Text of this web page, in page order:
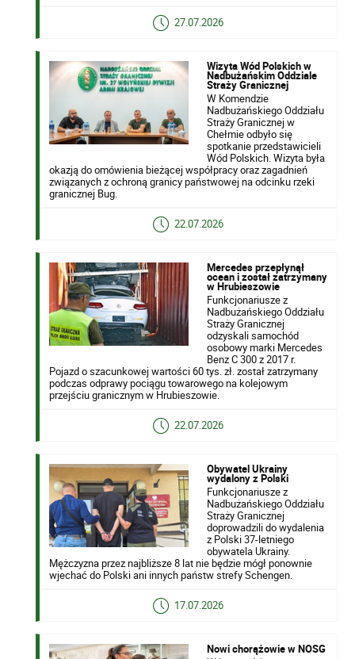
27.07.2026
Wizyta Wód Polskich w
Nadbużańskim Oddziale
Straży Granicznej
W Komendzie
Nadbużańskiego Oddziału
Straży Granicznej w
Chełmie odbyło się
spotkanie przedstawicieli
Wód Polskich. Wizyta była
okazją do omówienia bieżącej współpracy oraz zagadnień
związanych z ochroną granicy państwowej na odcinku rzeki
granicznej Bug.
22.07.2026
Mercedes przepłynął
ocean i został zatrzymany
w Hrubieszowie
Funkcjonariusze z
Nadbużańskiego Oddziału
Straży Granicznej
odzyskali samochód
osobowy marki Mercedes
Benz C 300 z 2017 r.
Pojazd o szacunkowej wartości 60 tys. zł. został zatrzymany
podczas odprawy pociągu towarowego na kolejowym
przejściu granicznym w Hrubieszowie.
22.07.2026
Obywatel Ukrainy
wydalony z Polski
Funkcjonariusze z
Nadbużańskiego Oddziału
Straży Granicznej
doprowadzili do wydalenia
z Polski 37-letniego
obywatela Ukrainy.
Mężczyzna przez najbliższe 8 lat nie będzie mógł ponownie
wjechać do Polski ani innych państw strefy Schengen.
17.07.2026
Nowi chorążowie w NOSG